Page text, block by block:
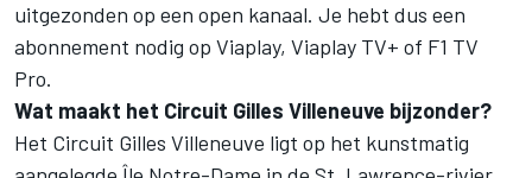
uitgezonden op een open kanaal. Je hebt dus een
abonnement nodig op Viaplay, Viaplay TV+ of F1 TV
Pro.
Wat maakt het Circuit Gilles Villeneuve bijzonder?
Het Circuit Gilles Villeneuve ligt op het kunstmatig